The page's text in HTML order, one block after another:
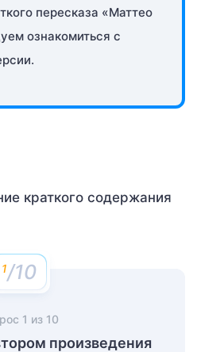
пересказа «Маттео
ознакомиться с
краткого содержания
/10
1 из 10
произведения